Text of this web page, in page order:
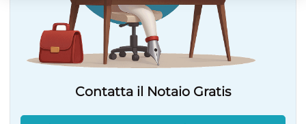
Contatta il Notaio Gratis